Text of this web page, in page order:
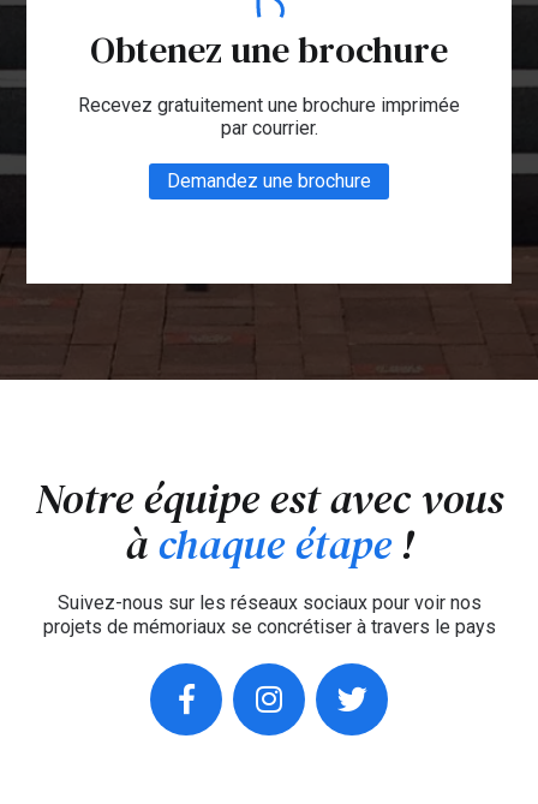
Obtenez une brochure
Recevez gratuitement une brochure imprimée
par courrier.
Demandez une brochure
Notre équipe est avec vous
àchaque étape!
Suivez-nous sur les réseaux sociaux pour voir nos
projets de mémoriaux se concrétiser à travers le pays